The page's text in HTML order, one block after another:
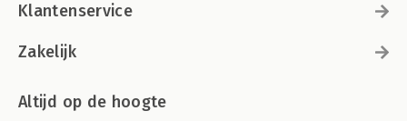
Klantenservice
Zakelijk
Altijd op de hoogte